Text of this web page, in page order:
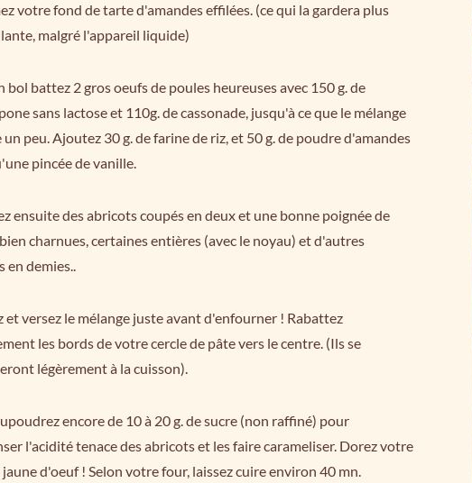
votre fond de tarte d'amandes effilées. (ce qui la gardera plus
malgré l'appareil liquide)
bol battez 2 gros oeufs de poules heureuses avec 150 g. de
sans lactose et 110g. de cassonade, jusqu'à ce que le mélange
un peu. Ajoutez 30 g. de farine de riz, et 50 g. de poudre d'amandes
pincée de vanille.
ensuite des abricots coupés en deux et une bonne poignée de
charnues, certaines entières (avec le noyau) et d'autres
en demies..
et versez le mélange juste avant d'enfourner ! Rabattez
les bords de votre cercle de pâte vers le centre. (Ils se
légèrement à la cuisson).
encore de 10 à 20 g. de sucre (non raffiné) pour
l'acidité tenace des abricots et les faire carameliser. Dorez votre
jaune d'oeuf ! Selon votre four, laissez cuire environ 40 mn.